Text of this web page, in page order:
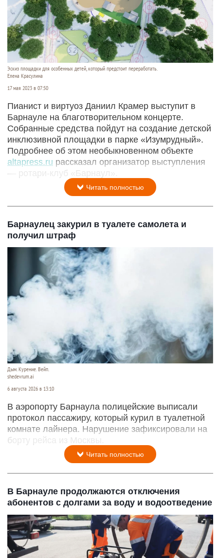
Эскиз площадки для особенных детей, который предстоит переработать.
Елена Красулина
17 мая 2023 в 07:50
Пианист и виртуоз Даниил Крамер выступит в
Барнауле на благотворительном концерте.
Собранные средства пойдут на создание детской
инклюзивной площадки в парке «Изумрудный».
Подробнее об этом необыкновенном объекте
altapress.ru рассказал организатор выступления
— ротари-клуб «Барнаул».
Читать полностью
Барнаулец закурил в туалете самолета и
получил штраф
Дым. Курение. Вейп.
shedevrum.ai
6 августа 2026 в 13:10
В аэропорту Барнаула полицейские выписали
протокол пассажиру, который курил в туалетной
комнате лайнера. Нарушение зафиксировали на
борту рейса из Москвы.
Читать полностью
В Барнауле продолжаются отключения
абонентов с долгами за воду и водоотведение